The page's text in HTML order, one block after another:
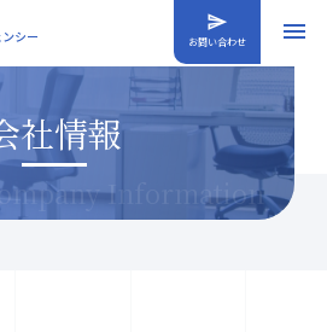
お問い合わせ
社情報
Information